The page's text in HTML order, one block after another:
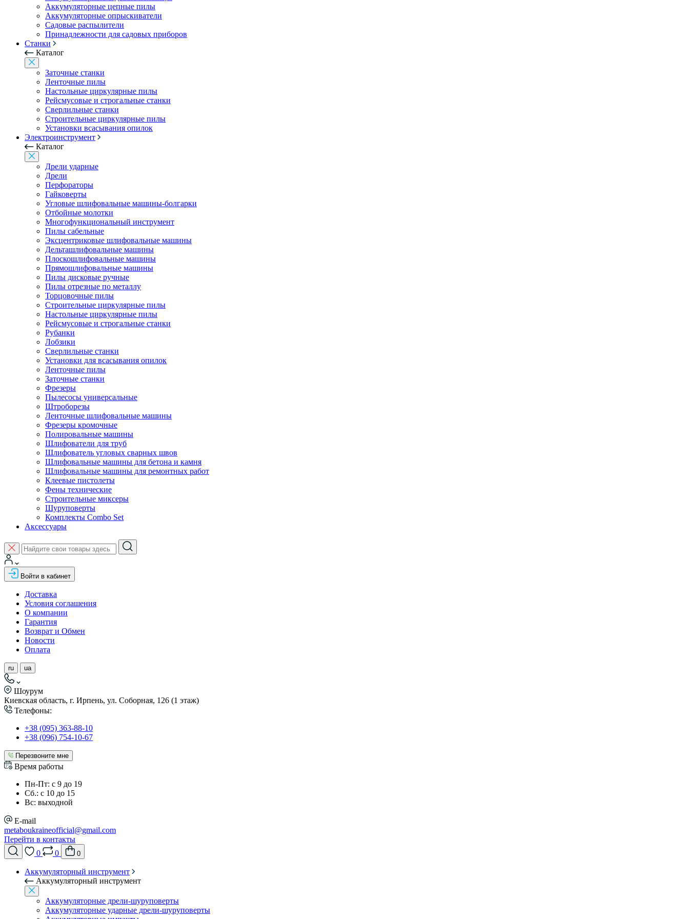
Аккумуляторные цепные пилы
Аккумуляторные опрыскиватели
Садовые распылители
Принадлежности для садовых приборов
Станки
Каталог
Заточные станки
Ленточные пилы
Настольные циркулярные пилы
Рейсмусовые и строгальные станки
Сверлильные станки
Строительные циркулярные пилы
Установки всасывания опилок
Электроинструмент
Каталог
Дрели ударные
Дрели
Перфораторы
Гайковерты
Угловые шлифовальные машины-болгарки
Отбойные молотки
Многофункциональный инструмент
Пилы сабельные
Эксцентриковые шлифовальные машины
Дельташлифовальные машины
Плоскошлифовальные машины
Прямошлифовальные машины
Пилы дисковые ручные
Пилы отрезные по металлу
Торцовочные пилы
Строительные циркулярные пилы
Настольные циркулярные пилы
Рейсмусовые и строгальные станки
Рубанки
Лобзики
Сверлильные станки
Установки для всасывания опилок
Ленточные пилы
Заточные станки
Фрезеры
Пылесосы универсальные
Штроборезы
Ленточные шлифовальные машины
Фрезеры кромочные
Полировальные машины
Шлифователи для труб
Шлифователь угловых сварных швов
Шлифовальные машины для бетона и камня
Шлифовальные машины для ремонтных работ
Клеевые пистолеты
Фены технические
Строительные миксеры
Шуруповерты
Комплекты Combo Set
Аксессуары
Войти в кабинет
Доставка
Условия соглашения
О компании
Гарантия
Возврат и Обмен
Новости
Оплата
ru ua
Шоурум
Киевская область, г. Ирпень, ул. Соборная, 126 (1 этаж)
Телефоны:
+38 (095) 363-88-10
+38 (096) 754-10-67
Перезвоните мне
Время работы
Пн-Пт: с 9 до 19
Сб.: с 10 до 15
Вс: выходной
E-mail
metaboukraineofficial@gmail.com
Перейти в контакты
0
0 0
Аккумуляторный инструмент
Аккумуляторный инструмент
Аккумуляторные дрели-шуруповерты
Аккумуляторные ударные дрели-шуруповерты